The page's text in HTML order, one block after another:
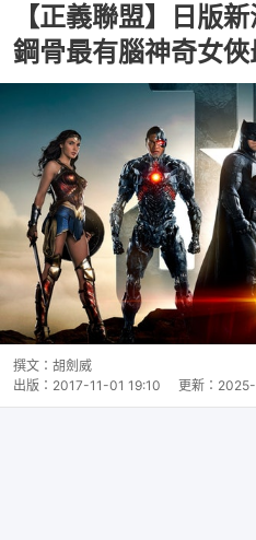
【正義聯盟】日版
鋼骨最有腦神奇女俠
撰文： 胡劍威
出版： 2017-11-01 19:10 更新：